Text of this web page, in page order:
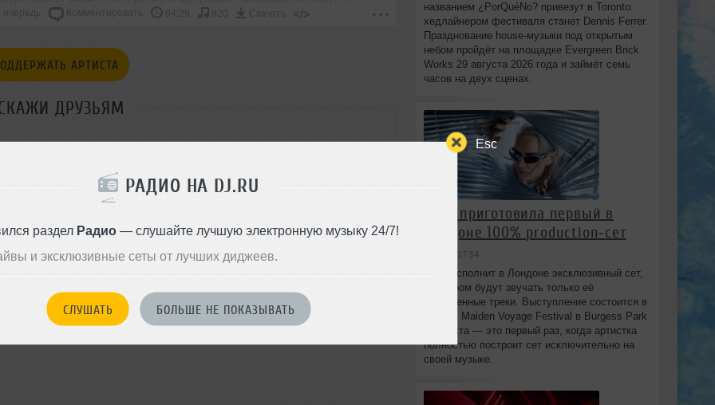
Esc
РАДИО НА DJ.RU
раздел Радио— слушайте лучшую электронную музыку 24/7!
и эксклюзивные сеты от лучших диджеев.
СЛУШАТЬ БОЛЬШЕ НЕ ПОКАЗЫВАТЬ
В очередь Комментировать 04:29 820 Скачать </>
АРТИСТА
ДРУЗЬЯМ
Стиль: Deep House
Добавлен: 28 июля 2019, 14:00
BPM: 105
названием ¿PorQuéNo? привезут в Toronto:
хедлайнером фестиваля станет Dennis Ferrer.
Празднование house-музыки под открытым
небом пройдёт на площадке Evergreen Brick
Works 29 августа 2026 года и займёт семь
часов на двух сценах.
HAAi приготовила первый в
Лондоне 100% production‑сет
вчера в 17:54
HAAi исполнит в Лондоне эксклюзивный сет,
в котором будут звучать только её
собственные треки. Выступление состоится в
рамках Maiden Voyage Festival в Burgess Park
8 августа — это первый раз, когда артистка
полностью построит сет исключительно на
своей музыке.